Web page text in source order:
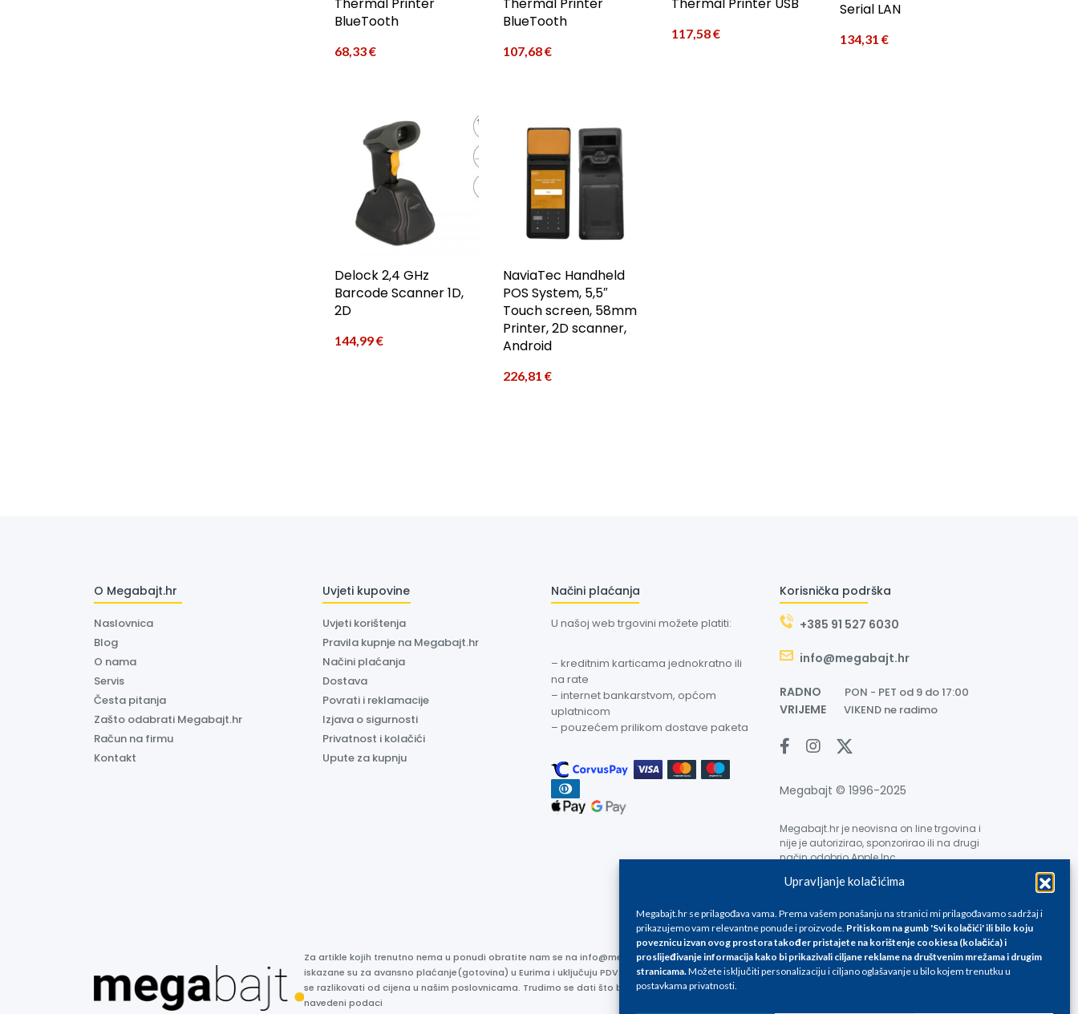
Upravljanje kolačićima
Megabajt.hr se prilagođava vama. Prema vašem ponašanju na stranici mi prilagođavamo sadržaj i
prikazujemo vam relevantne ponude i proizvode. Pritiskom na gumb 'Svi kolačići' ili bilo koju
poveznicu izvan ovog prostora također pristajete na korištenje cookiesa (kolačića) i
proslijeđivanje informacija kako bi prikazivali ciljane reklame na društvenim mrežama i drugim
stranicama.Možete isključiti personalizaciju i ciljano oglašavanje u bilo kojem trenutku u
postavkama privatnosti.
BlueTooth
68,33€
BlueTooth
107,68€
117,58€
Serial LAN
134,31 €
Delock 2,4 GHz
Barcode Scanner 1D,
2D
144,99€
NaviaTec Handheld
POS System, 5,5″
Touch screen, 58mm
Printer, 2D scanner,
Android
226,81 €
O Megabajt.hr
Naslovnica
Blog
O nama
Servis
Česta pitanja
Zašto odabrati Megabajt.hr
Račun na firmu
Kontakt
Uvjeti kupovine
Uvjeti korištenja
Pravila kupnje na Megabajt.hr
Načini plaćanja
Dostava
Povrati i reklamacije
Izjava o sigurnosti
Privatnost i kolačići
Upute za kupnju
Načini plaćanja
U našoj web trgovini možete platiti:
– kreditnim karticama jednokratno ili
na rate
– internet bankarstvom, općom
uplatnicom
– pouzećem prilikom dostave paketa
Korisnička podrška
+385 91 527 6030
info@megabajt.hr
RADNO PON - PET od 9 do 17:00
VRIJEME VIKEND ne radimo
Megabajt © 1996-2025
Megabajt.hr je neovisna on line trgovina i
nije je autorizirao, sponzorirao ili na drugi
način odobrio Apple Inc.
Za artikle kojih trenutno nema u ponudi obratite nam se na info@megabajt.hr. Sve cijene su informativnog karaktera i podložne su promjenama, a
iskazane su za avansno plaćanje(gotovina) u Eurima i uključuju PDV. Sve cijene su iskazane isključivo za kupovinu putem webshop-a i mogu
se razlikovati od cijena u našim poslovnicama. Trudimo se dati što bolji i točniji opis i sliku. Unatoč tome, ne možemo garantirati da su svi
navedeni podaci